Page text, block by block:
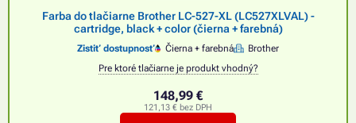
Farba do tlačiarne Brother LC-527-XL (LC527XLVAL) -
cartridge, black + color (čierna + farebná)
Zistiť dostupnosť Čierna + farebná
Brother
Pre ktoré tlačiarne je produkt vhodný?
148,99 €
121,13 € bez DPH